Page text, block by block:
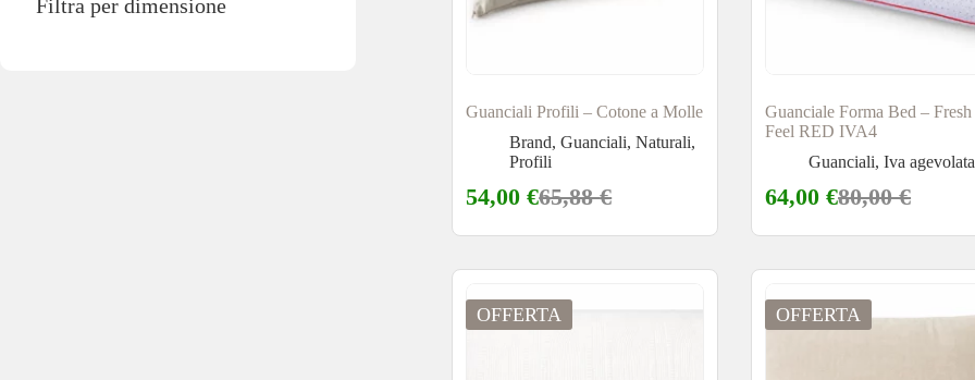
Guanciali Profili – Cotone a Molle
Brand,Guanciali,Naturali,
Profili
65,88€
54,00€
Guanciale Forma Bed – Fresh
Feel RED IVA4
Guanciali,Iva agevolata
80,00€
64,00€
OFFERTA OFFERTA
Filtra per dimensione